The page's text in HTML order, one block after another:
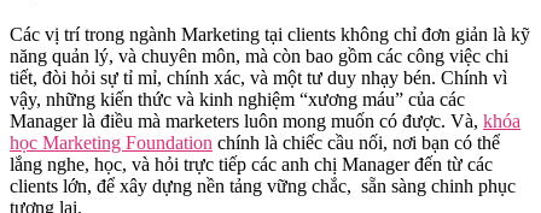
Các vị trí trong ngành Marketing tại clients không chỉ đơn giản là kỹ
năng quản lý, và chuyên môn, mà còn bao gồm các công việc chi
tiết, đòi hỏi sự tỉ mỉ, chính xác, và một tư duy nhạy bén. Chính vì
vậy, những kiến thức và kinh nghiệm “xương máu” của các
Manager là điều mà marketers luôn mong muốn có được. Và, khóa
học Marketing Foundation chính là chiếc cầu nối, nơi bạn có thể
lắng nghe, học, và hỏi trực tiếp các anh chị Manager đến từ các
clients lớn, để xây dựng nền tảng vững chắc, sẵn sàng chinh phục
tương lai.